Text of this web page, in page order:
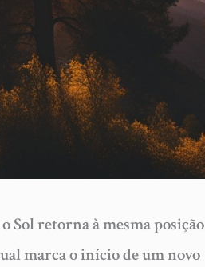
Sol retorna à mesma posição
marca o início de um novo